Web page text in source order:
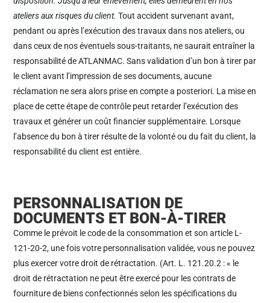
ateliers aux risques du client.Tout accident survenant avant,
pendant ou après l’exécution des travaux dans nos ateliers, ou
dans ceux de nos éventuels sous-traitants, ne saurait entraîner la
responsabilité de ATLANMAC. Sans validation d’un bon à tirer par
le client avant l’impression de ses documents, aucune
réclamation ne sera alors prise en compte a posteriori. La mise en
place de cette étape de contrôle peut retarder l’exécution des
travaux et générer un coût financier supplémentaire. Lorsque
l’absence du bon à tirer résulte de la volonté ou du fait du client, la
responsabilité du client est entière.
PERSONNALISATION DE
DOCUMENTS ET BON-À-TIRER
Comme le prévoit le code de la consommation et son article L-
121-20-2, une fois votre personnalisation validée, vous ne pouvez
plus exercer votre droit de rétractation. (Art. L. 121.20.2 : « le
droit de rétractation ne peut être exercé pour les contrats de
fourniture de biens confectionnés selon les spécifications du